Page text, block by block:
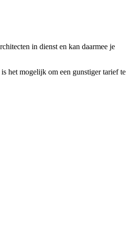
in dienst en kan daarmee je
het mogelijk om een gunstiger tarief te